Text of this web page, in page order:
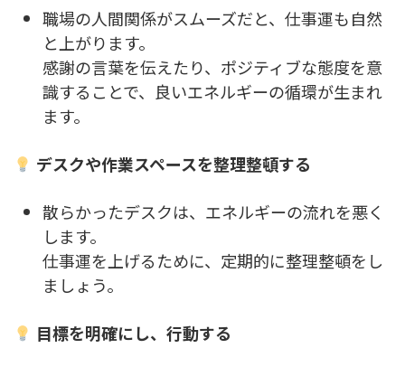
職場の人間関係がスムーズだと、仕事運も自然
と上がります。
感謝の言葉を伝えたり、ポジティブな態度を意
識することで、良いエネルギーの循環が生まれ
ます。
デスクや作業スペースを整理整頓する
散らかったデスクは、エネルギーの流れを悪く
します。
仕事運を上げるために、定期的に整理整頓をし
ましょう。
目標を明確にし、行動する